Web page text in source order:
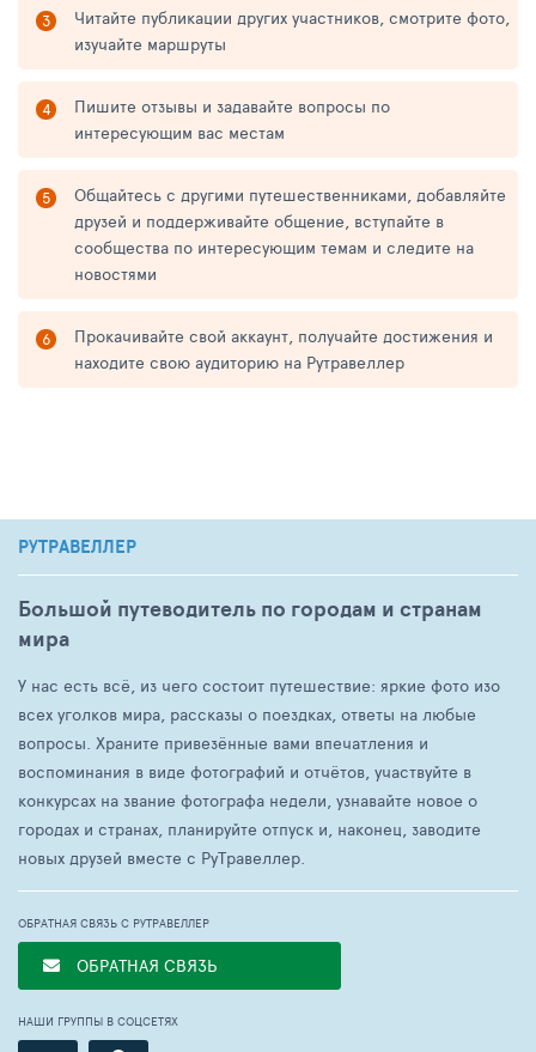
Читайте публикации других участников, смотрите фото,
изучайте маршруты
Пишите отзывы и задавайте вопросы по
интересующим вас местам
Общайтесь с другими путешественниками, добавляйте
друзей и поддерживайте общение, вступайте в
сообщества по интересующим темам и следите на
новостями
Прокачивайте свой аккаунт, получайте достижения и
находите свою аудиторию на Рутравеллер
РУТРАВЕЛЛЕР
Большой путеводитель по городам и странам
мира
У нас есть всё, из чего состоит путешествие: яркие фото изо
всех уголков мира, рассказы о поездках, ответы на любые
вопросы. Храните привезённые вами впечатления и
воспоминания в виде фотографий и отчётов, участвуйте в
конкурсах на звание фотографа недели, узнавайте новое о
городах и странах, планируйте отпуск и, наконец, заводите
новых друзей вместе с РуТравеллер.
ОБРАТНАЯ СВЯЗЬ С РУТРАВЕЛЛЕР
ОБРАТНАЯ СВЯЗЬ
НАШИ ГРУППЫ В СОЦСЕТЯХ